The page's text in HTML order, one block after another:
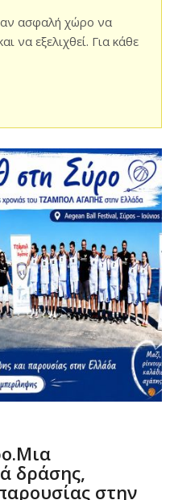
ασφαλή χώρο να
να εξελιχθεί. Για κάθε
δράσης,
στην